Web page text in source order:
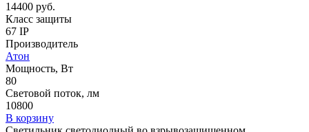
14400 руб.
Класс защиты
67 IP
Производитель
Атон
Мощность, Вт
80
Световой поток, лм
10800
В корзину